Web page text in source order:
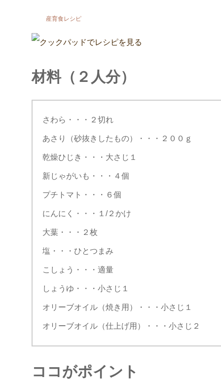
産育食レシピ
材料（２人分）
さわら・・・２切れ
あさり（砂抜きしたもの）・・・２００ｇ
乾燥ひじき・・・大さじ１
新じゃがいも・・・４個
プチトマト・・・６個
にんにく・・・１/２かけ
大葉・・・２枚
塩・・・ひとつまみ
こしょう・・・適量
しょうゆ・・・小さじ１
オリーブオイル（焼き用）・・・小さじ１
オリーブオイル（仕上げ用）・・・小さじ２
ココがポイント